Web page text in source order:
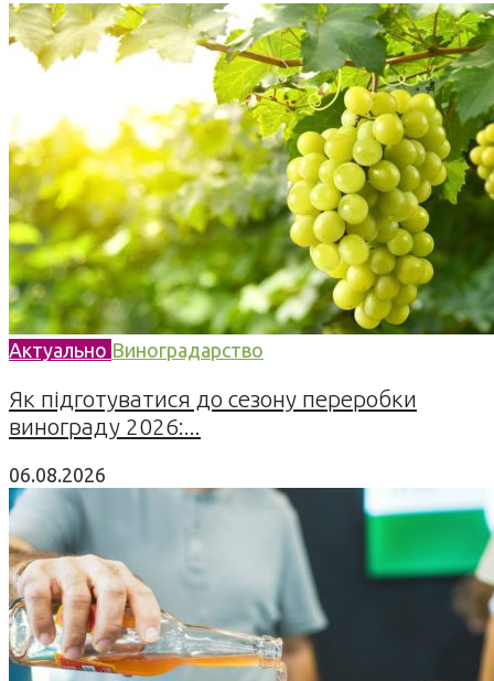
Актуально Виноградарство
Як підготуватися до сезону переробки
винограду 2026:...
06.08.2026